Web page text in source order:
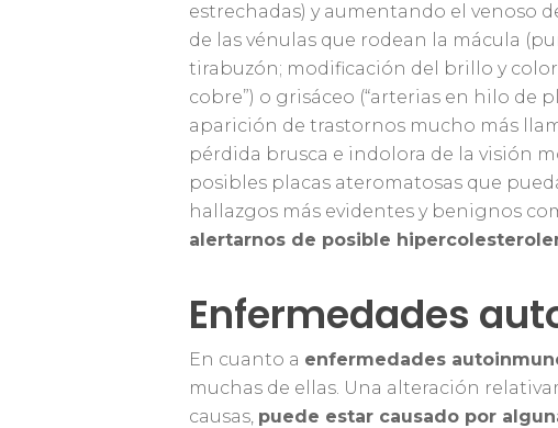
estrechadas) y aumentando el venoso
de las vénulas que rodean la mácula
tirabuzón; modificación del brillo y
cobre”) o grisáceo (“arterias en hilo de
aparición de trastornos mucho más
pérdida brusca e indolora de la visión
posibles placas ateromatosas que
hallazgos más evidentes y benignos
alertarnos de posible
Enfermedades
En cuanto a enfermedades
muchas de ellas. Una alteración
causas, puede estar causado por